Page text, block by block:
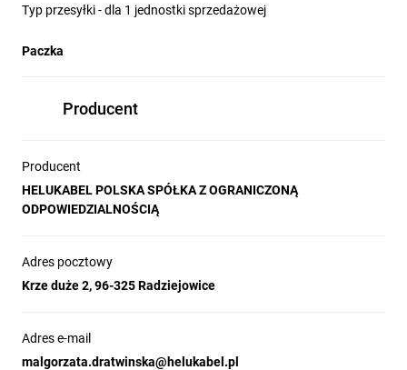
Typ przesyłki - dla 1 jednostki sprzedażowej
Paczka
Producent
Producent
HELUKABEL POLSKA SPÓŁKA Z OGRANICZONĄ
ODPOWIEDZIALNOŚCIĄ
Adres pocztowy
Krze duże 2, 96-325 Radziejowice
Adres e-mail
malgorzata.dratwinska@helukabel.pl